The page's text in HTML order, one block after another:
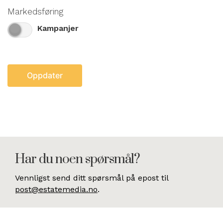
Markedsføring
Kampanjer
Har du noen spørsmål?
Vennligst send ditt spørsmål på epost til
post@estatemedia.no.